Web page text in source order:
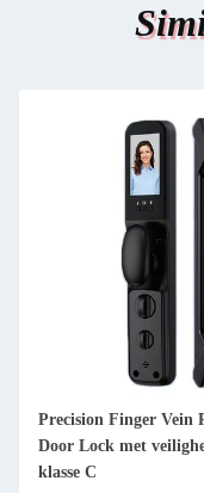
Precision Finger Vein
Door Lock met
klasse C